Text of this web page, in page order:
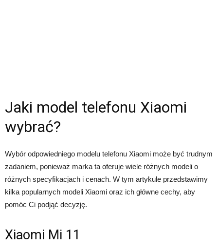
Jaki model telefonu Xiaomi
wybrać?
Wybór odpowiedniego modelu telefonu Xiaomi może być trudnym
zadaniem, ponieważ marka ta oferuje wiele różnych modeli o
różnych specyfikacjach i cenach. W tym artykule przedstawimy
kilka popularnych modeli Xiaomi oraz ich główne cechy, aby
pomóc Ci podjąć decyzję.
Xiaomi Mi 11